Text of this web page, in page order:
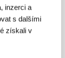
inzerci a
s dalšími
získali v